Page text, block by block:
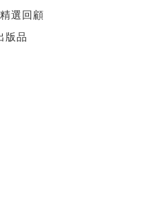
選回顧
版品